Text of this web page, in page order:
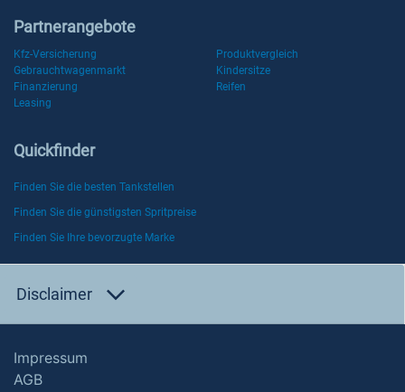
Partnerangebote
Kfz-Versicherung
Produktvergleich
Gebrauchtwagenmarkt
Kindersitze
Finanzierung
Reifen
Leasing
Quickfinder
Finden Sie die besten Tankstellen
Finden Sie die günstigsten Spritpreise
Finden Sie Ihre bevorzugte Marke
Disclaimer
Impressum
AGB